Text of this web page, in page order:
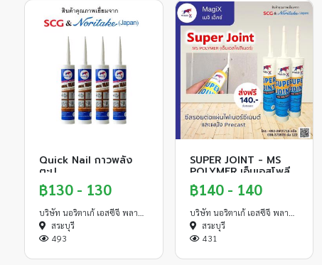
Quick Nail กาวพลัง
ตะปู
฿130 - 130
บริษัท นอริตาเก้ เอสซีจี พลาสเตอร์ จำกัด
สระบุรี
493
SUPER JOINT - MS
POLYMER เอ็มเอสโพลี
เมอร์ ซีลรอยต่อแผ่น
ไฟเบอร์ซีเมนต์ และผนัง
Precast
฿140 - 140
บริษัท นอริตาเก้ เอสซีจี พลาสเตอร์ จำกัด
สระบุรี
431